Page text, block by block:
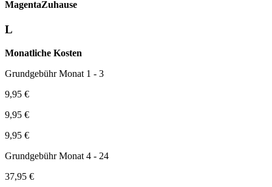
Magenta­Zuhause
L
Monatliche Kosten
Grundgebühr Monat 1 - 3
9,95 €
9,95 €
9,95 €
Grundgebühr Monat 4 - 24
37,95 €